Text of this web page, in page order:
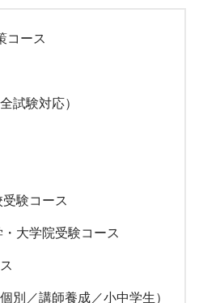
コース
試験対応）
験コース
大学院受験コース
別／講師養成／小中学生）